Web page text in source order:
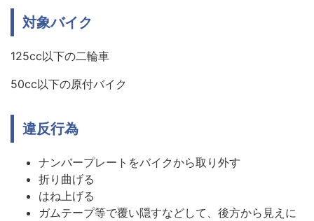
対象バイク
125cc以下の二輪車
50cc以下の原付バイク
違反行為
ナンバープレートをバイクから取り外す
折り曲げる
はね上げる
ガムテープ等で覆い隠すなどして、後方から見えに